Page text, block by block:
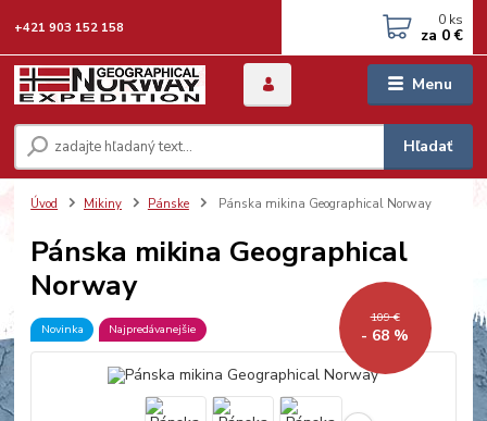
Menu
Hľadať
+421 903 152 158 0 ks
za 0 €
Úvod Mikiny Pánske Pánska mikina Geographical Norway
Pánska mikina Geographical
Norway
Novinka Najpredávanejšie
109 €
- 68 %